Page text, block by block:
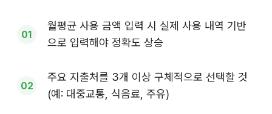
월평균 사용 금액 입력 시 실제 사용 내역 기반
으로 입력해야 정확도 상승
주요 지출처를 3개 이상 구체적으로 선택할 것
(예: 대중교통, 식음료, 주유)